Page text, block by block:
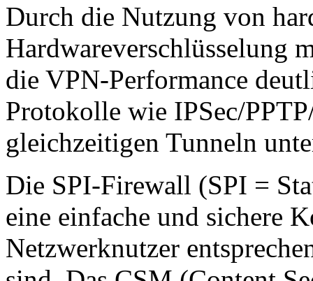
Durch die Nutzung von
Hardwareverschlüsselung
die VPN-Performance
Protokolle wie IPSec/
gleichzeitigen Tunneln
Die SPI-Firewall (SPI =
eine einfache und sichere
Netzwerknutzer